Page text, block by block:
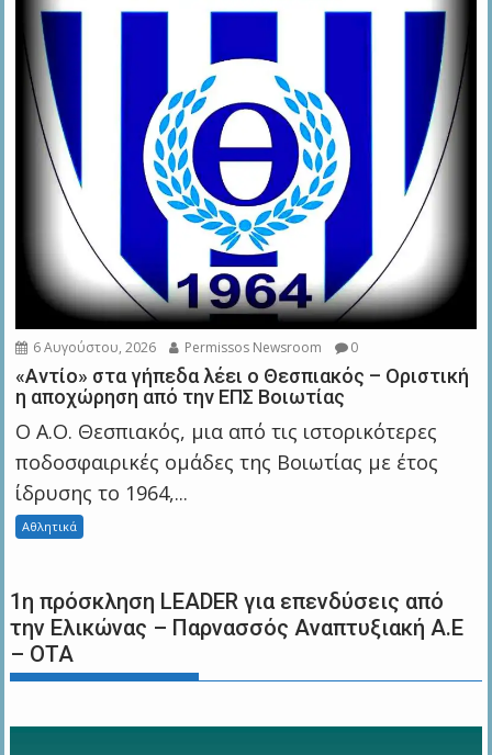
6 Αυγούστου, 2026 Permissos Newsroom 0
«Αντίο» στα γήπεδα λέει ο Θεσπιακός – Οριστική
η αποχώρηση από την ΕΠΣ Βοιωτίας
Ο Α.Ο. Θεσπιακός, μια από τις ιστορικότερες
ποδοσφαιρικές ομάδες της Βοιωτίας με έτος
ίδρυσης το 1964,...
Αθλητικά
1η πρόσκληση LEADER για επενδύσεις από
την Ελικώνας – Παρνασσός Αναπτυξιακή Α.Ε
– ΟΤΑ